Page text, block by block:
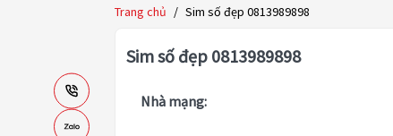
Trang chủ / Sim số đẹp 0813989898
Sim số đẹp 0813989898
Nhà mạng: